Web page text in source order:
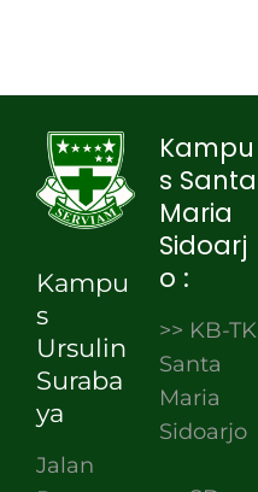
Kampu
s
Ursulin
Suraba
ya
Jalan
Kampu
s Santa
Maria
Sidoarj
o :
>> KB-TK
Santa
Maria
Sidoarjo